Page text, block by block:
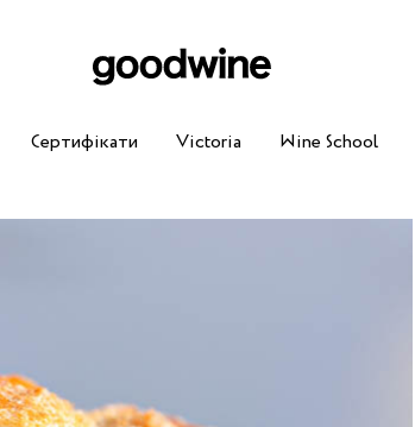
Сертифікати Victoria Wine School